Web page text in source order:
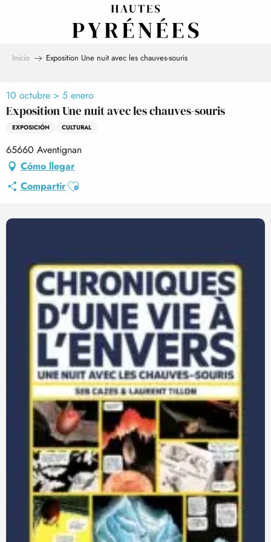
Inicio Exposition Une nuit avec les chauves-souris
10 octubre > 5 enero
Exposition Une nuit avec les chauves-souris
EXPOSICIÓN CULTURAL
65660 Aventignan
Cómo llegar
CompartirAjouter aux favoris